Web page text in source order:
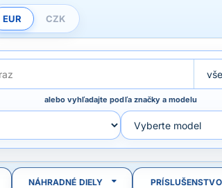
EUR CZK
alebo vyhľadajte podľa značky a modelu
NÁHRADNÉ DIELY PRÍSLUŠENSTVO